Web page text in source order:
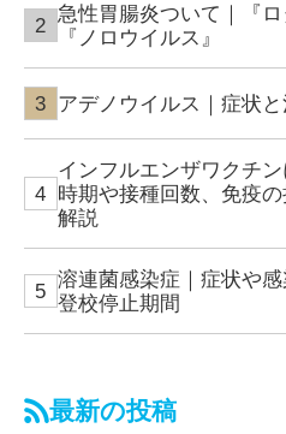
急性胃腸炎ついて｜『
『ノロウイルス』
アデノウイルス｜症状
インフルエンザワクチ
時期や接種回数、免疫
解説
溶連菌感染症｜症状や感
登校停止期間
最新の投稿